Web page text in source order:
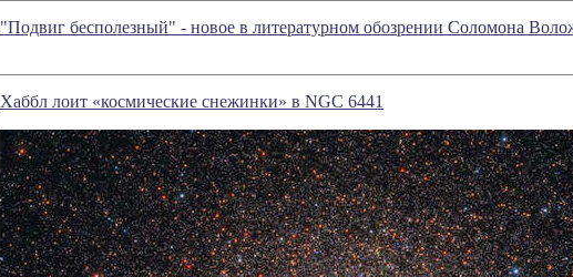
"Подвиг бесполезный" - новое в литературном обозрении Соломона
Хаббл лоит «космические снежинки» в NGC 6441